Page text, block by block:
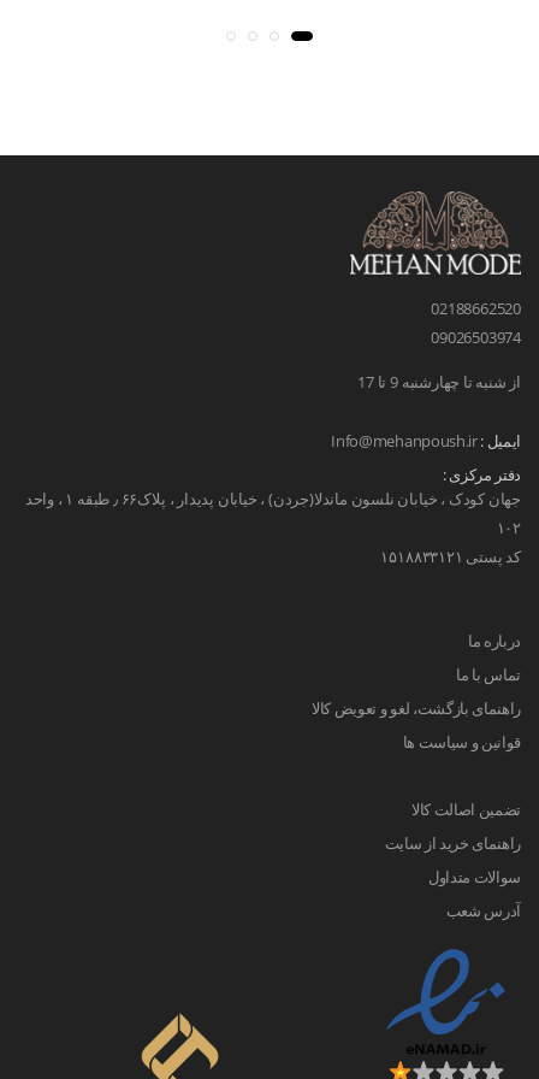
02188662520
09026503974
از شنبه تا چهارشنبه 9 تا 17
ایمیل :Info@mehanpoush.ir
دفتر مرکزی :
جهان کودک ، خیابان نلسون ماندلا(جردن) ، خیابان پدیدار ، پلاک۶۶ ٫ طبقه ۱ ، واحد
۱۰۲
کد پستی ۱۵۱۸۸۳۳۱۲۱
درباره ما
تماس با ما
راهنمای بازگشت، لغو و تعویض کالا
قوانین و سیاست ها
تضمین اصالت کالا
راهنمای خرید از سایت
سوالات متداول
آدرس شعب